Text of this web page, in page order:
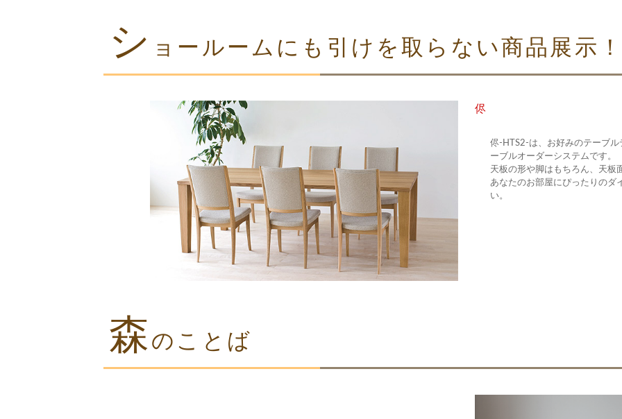
シ ョールームにも引けを取らない商品展示
侭
侭-HTS2-は、お好みのテーブ
ーブルオーダーシステムです。
天板の形や脚はもちろん、天板
あなたのお部屋にぴったりのダ
い。
森 のことば